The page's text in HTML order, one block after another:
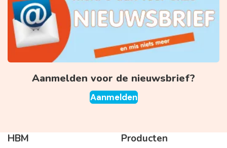
Aanmelden voor de nieuwsbrief?
Aanmelden
HBM Producten